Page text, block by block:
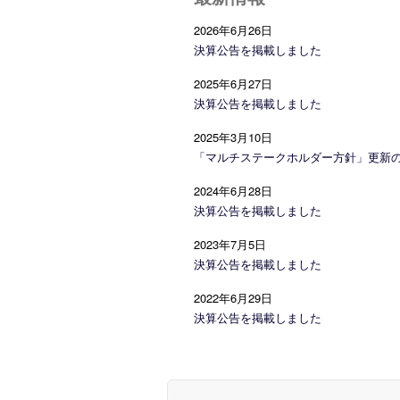
2026年6月26日
決算公告を掲載しました
2025年6月27日
決算公告を掲載しました
2025年3月10日
「マルチステークホルダー方針」更新
2024年6月28日
決算公告を掲載しました
2023年7月5日
決算公告を掲載しました
2022年6月29日
決算公告を掲載しました